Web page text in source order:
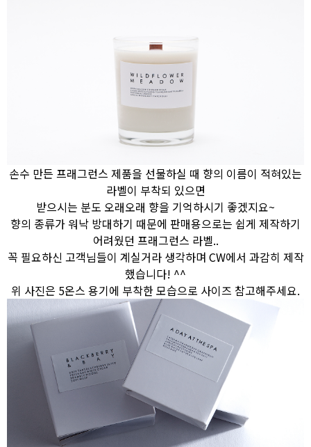
손수 만든 프래그런스 제품을 선물하실 때 향의 이름이 적혀있는
라벨이 부착되 있으면
받으시는 분도 오래오래 향을 기억하시기 좋겠지요~
향의 종류가 워낙 방대하기 때문에 판매용으로는 쉽게 제작하기
어려웠던 프래그런스 라벨..
꼭 필요하신 고객님들이 계실거라 생각하며 CW에서 과감히 제작
했습니다! ^^
위 사진은 5온스 용기에 부착한 모습으로 사이즈 참고해주세요.